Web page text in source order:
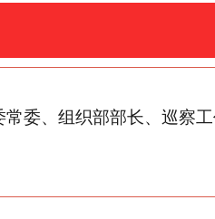
委、组织部部长、巡察